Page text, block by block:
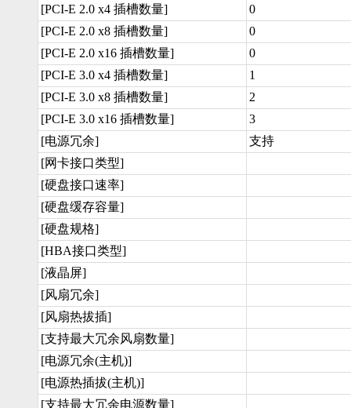
[PCI-E 2.0 x4 插槽数量]
0
[PCI-E 2.0 x8 插槽数量]
0
[PCI-E 2.0 x16 插槽数量]
0
[PCI-E 3.0 x4 插槽数量]
1
[PCI-E 3.0 x8 插槽数量]
2
[PCI-E 3.0 x16 插槽数量]
3
[电源冗余]
支持
[网卡接口类型]
[硬盘接口速率]
[硬盘缓存容量]
[硬盘规格]
[HBA接口类型]
[液晶屏]
[风扇冗余]
[风扇热拔插]
[支持最大冗余风扇数量]
[电源冗余(主机)]
[电源热插拔(主机)]
[支持最大冗余电源数量]